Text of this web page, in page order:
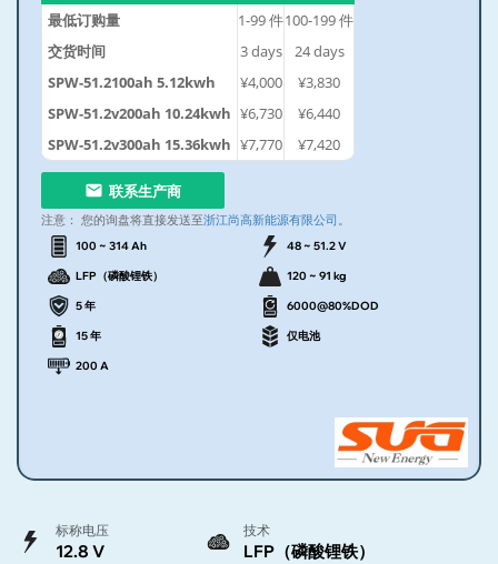
最低订购量 1-99件100-199件
交货时间
3days 24days
SPW-51.2100ah 5.12kwh
¥4,000
¥3,830
SPW-51.2v200ah 10.24kwh ¥6,730
¥6,440
SPW-51.2v300ah 15.36kwh ¥7,770 ¥7,420
联系生产商
注意： 您的询盘将直接发送至浙江尚高新能源有限公司 。
100 ~ 314 Ah 48 ~ 51.2 V
LFP（磷酸锂铁） 120 ~ 91 kg
5 年 6000@80%DOD
15 年 仅电池
200 A
标称电压
12.8 V
技术
LFP（磷酸锂铁）